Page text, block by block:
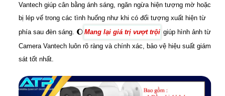
Vantech giúp cân bằng ánh sáng, ngăn ngừa hiện tượng mờ hoặc
bị lép vế trong các tình huống như khi có đối tượng xuất hiện từ
phía sau đèn sáng. 🌔 Mang lại giá trị vượt trội giúp hình ảnh từ
Camera Vantech luôn rõ ràng và chính xác, bảo vệ hiệu suất giám
sát tốt nhất.